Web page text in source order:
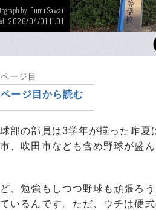
by Fumi Sawai
2026/04/01 11:01
昨春の府大会ではベス
ページ目
ージ目から読む
部の部員は3学年が揃った昨夏
、吹田市なども含め野球が盛
、勉強もしつつ野球も頑張ろ
いるんです。ただ、ウチは硬